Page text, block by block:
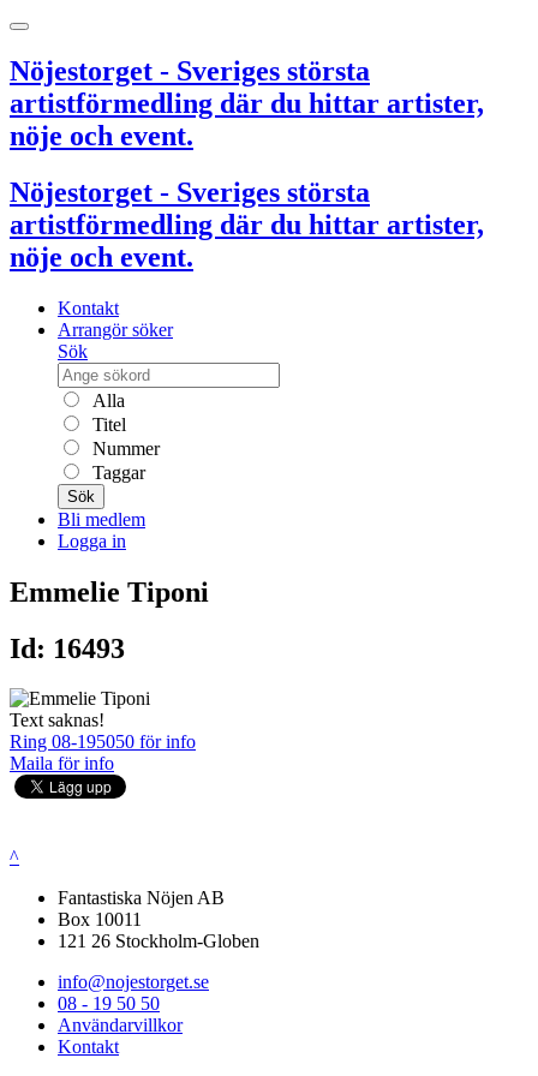
Nöjestorget - Sveriges största
artistförmedling där du hittar artister,
nöje och event.
Nöjestorget - Sveriges största
artistförmedling där du hittar artister,
nöje och event.
Kontakt
Arrangör söker
Sök
Alla
Titel
Nummer
Taggar
Sök
Bli medlem
Logga in
Emmelie Tiponi
Id: 16493
Text saknas!
Ring 08-195050 för info
Maila för info
^
Fantastiska Nöjen AB
Box 10011
121 26 Stockholm-Globen
info@nojestorget.se
08 - 19 50 50
Användarvillkor
Kontakt